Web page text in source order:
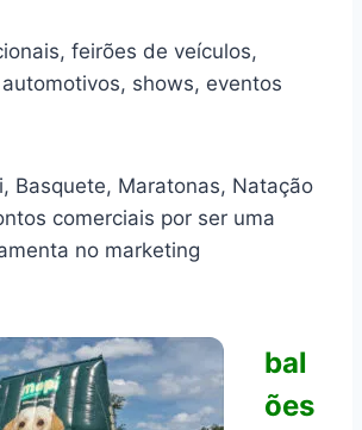
feirões de veículos,
shows, eventos
Basquete, Maratonas, Natação
comerciais por ser uma
no marketing
bal
ões